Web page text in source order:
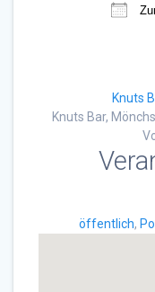
ICS
Knuts
Knuts Bar,
öffentlich,